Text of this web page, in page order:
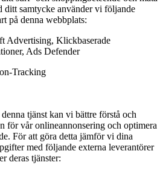
ditt samtycke använder vi följande
på denna webbplats:
Advertising, Klickbaserade
Ads Defender
Tracking
tjänst kan vi bättre förstå och
för vår onlineannonsering och optimera
För att göra detta jämför vi dina
med följande externa leverantörer
deras tjänster: